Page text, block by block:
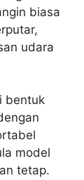
biasa
udara
bentuk
model
tetap.